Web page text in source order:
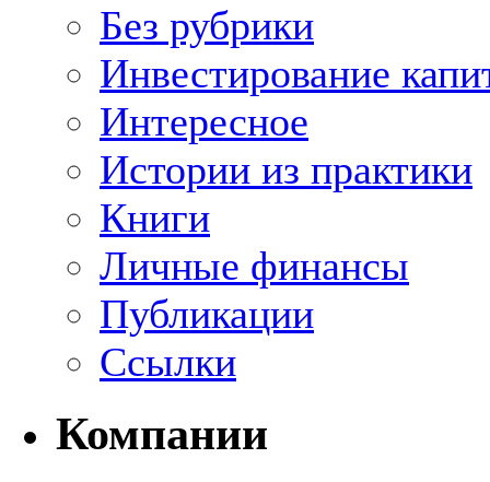
Без рубрики
Инвестирование
Интересное
Истории из практики
Книги
Личные финансы
Публикации
Ссылки
Компании